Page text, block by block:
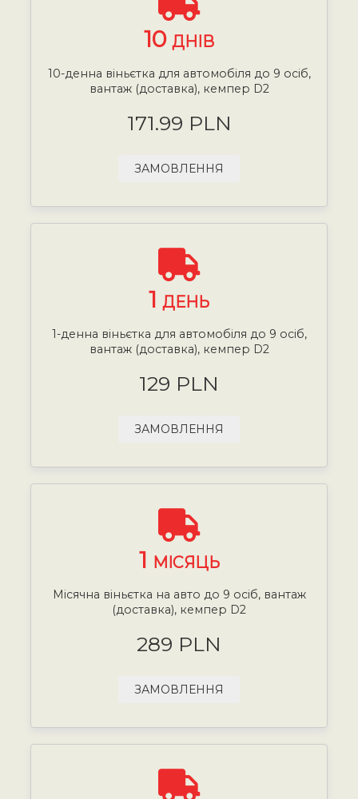
10 ДНІВ
10-денна віньєтка для автомобіля до 9 осіб,
вантаж (доставка), кемпер D2
171.99 PLN
ЗАМОВЛЕННЯ
1 ДЕНЬ
1-денна віньєтка для автомобіля до 9 осіб,
вантаж (доставка), кемпер D2
129 PLN
ЗАМОВЛЕННЯ
1 МІСЯЦЬ
Місячна віньєтка на авто до 9 осіб, вантаж
(доставка), кемпер D2
289 PLN
ЗАМОВЛЕННЯ